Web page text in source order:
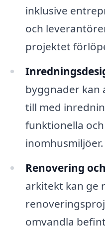
inklusive
och
projektet
byggnader kan
till med
funktionella
inomhusmiljöer.
Renovering
arkitekt kan ge
omvandla